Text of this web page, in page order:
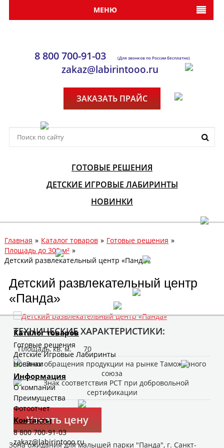
МЕНЮ
8 800 700-91-03 (Для звонков по России бесплатно)
zakaz@labirintooo.ru
ЗАКАЗАТЬ ПРАЙС
ГОТОВЫЕ РЕШЕНИЯ
ДЕТСКИЕ ИГРОВЫЕ ЛАБИРИНТЫ
НОВИНКИ
Главная » Каталог товаров » Готовые решения »
Площадь до 300 м² »
Детский развлекательный центр «Панда»
Детский развлекательный центр
«Панда»
ТЕХНИЧЕСКИЕ ХАРАКТЕРИСТИКИ:
Площадь, кв. м. 70
Узнать цену
Зона ожидания для малышей парки "Панда", г. Санкт-
Каталог товаров
Готовые решения
Детские Игровые Лабиринты
Новинки
Информация
О компании
Преимущества
Фотоотчет
Контакты
8 800 700-91-03
zakaz@labirintooo.ru